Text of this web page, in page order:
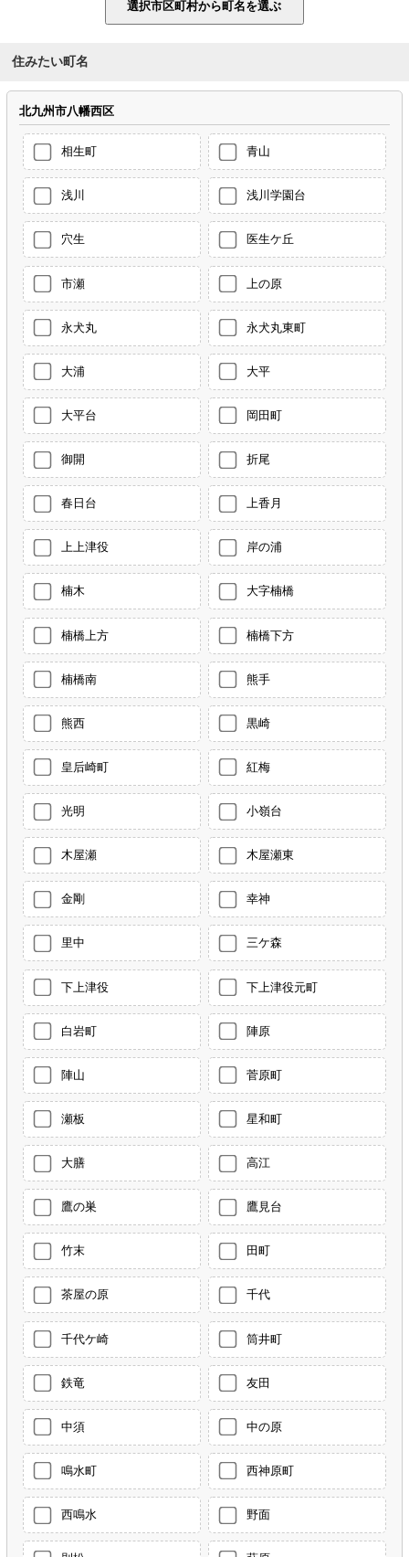
住みたい町名
北九州市八幡西区
相生町 青山
浅川 浅川学園台
穴生 医生ケ丘
市瀬 上の原
永犬丸 永犬丸東町
大浦 大平
大平台 岡田町
御開 折尾
春日台 上香月
上上津役 岸の浦
楠木 大字楠橋
楠橋上方 楠橋下方
楠橋南 熊手
熊西 黒崎
皇后崎町 紅梅
光明 小嶺台
木屋瀬 木屋瀬東
金剛 幸神
里中 三ケ森
下上津役 下上津役元町
白岩町 陣原
陣山 菅原町
瀬板 星和町
大膳 高江
鷹の巣 鷹見台
竹末 田町
茶屋の原 千代
千代ケ崎 筒井町
鉄竜 友田
中須 中の原
鳴水町 西神原町
西鳴水 野面